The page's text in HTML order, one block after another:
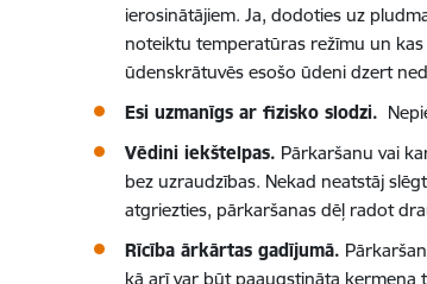
ierosinātājiem. Ja, dodoties uz
noteiktu temperatūras režīmu un
ūdenskrātuvēs esošo ūdeni dzert
Esi uzmanīgs ar fizisko slodzi.
Vēdini iekštelpas. Pārkaršanu vai
bez uzraudzības. Nekad neatstāj
atgriezties, pārkaršanas dēļ radot
Rīcība ārkārtas gadījumā.
kā arī var būt paaugstināta ķermeņa